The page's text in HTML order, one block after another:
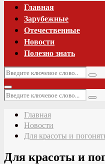
Главная
Зарубежные
Отечественные
Новости
Полезно знать
Искать:
Основное
меню
Искать:
Поиск
Главная
Новости
Для красоты и
Для красоты и